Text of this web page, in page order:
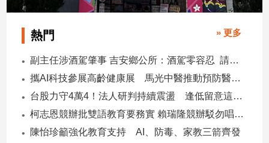
運
動
寵
影
熱門 » 更多
副主任涉酒駕肇事 吉安鄉公所：酒駕零容忍 請辭獲准
攜AI科技參展高齡健康展 馬光中醫推動預防醫學迎接長壽新經濟
台股力守4萬4！法人研判持續震盪 逢低留意這些族群
柯志恩競辦批雙語教育要務實 賴瑞隆競辦駁勿唱衰高雄
陳怡珍籲強化教育支持 AI、防毒、家教三箭齊發